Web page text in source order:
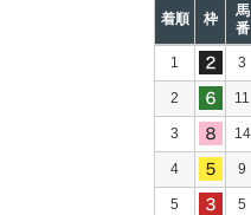
着順 枠
馬
番
1 3
2 11
3 14
4 9
5 5